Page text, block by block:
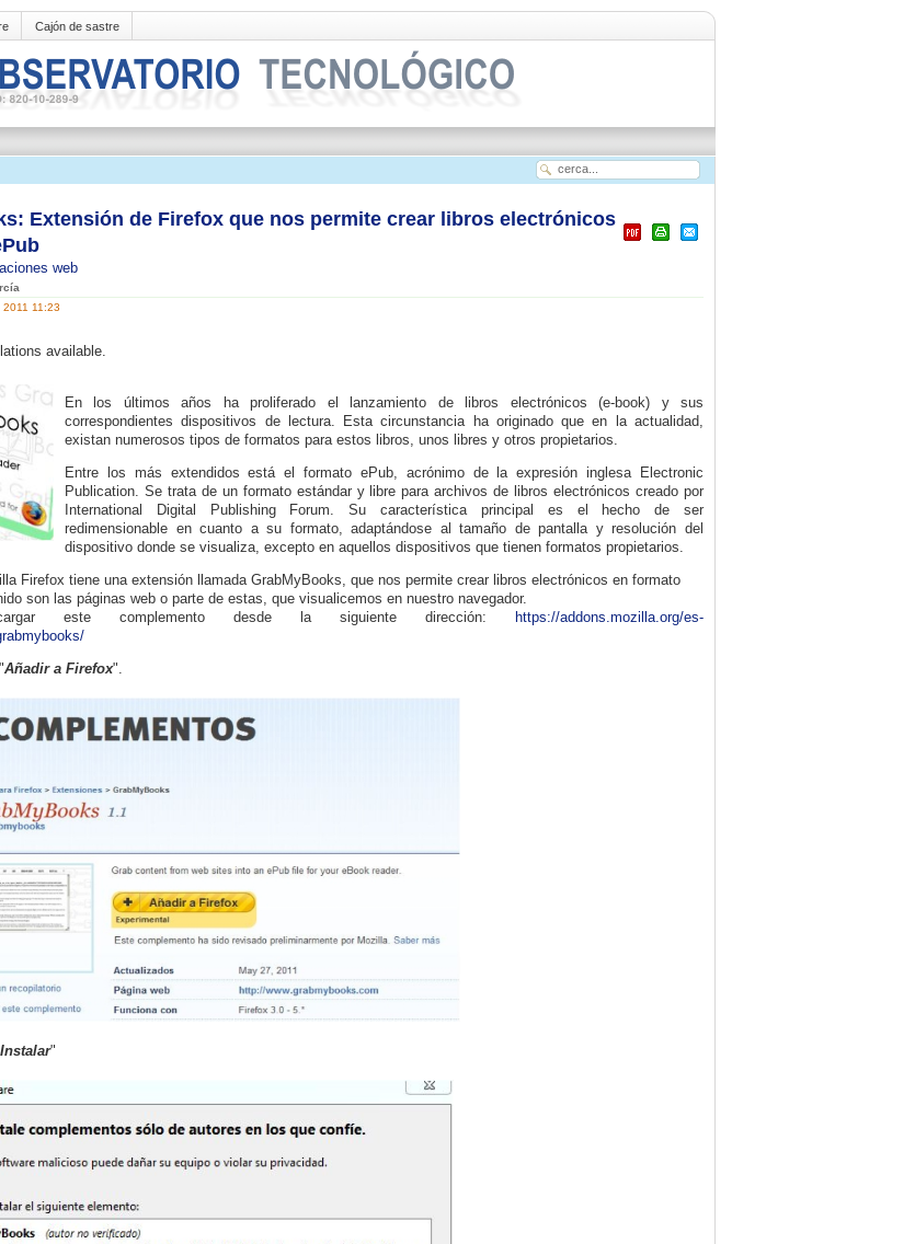
Cajón de sastre
Extensión de Firefox que nos permite crear libros electrónicos
web
11:23
available.
En los últimos años ha proliferado el lanzamiento de libros electrónicos (e-book) y sus
correspondientes dispositivos de lectura. Esta circunstancia ha originado que en la actualidad,
existan numerosos tipos de formatos para estos libros, unos libres y otros propietarios.
Entre los más extendidos está el formato ePub, acrónimo de la expresión inglesa Electronic
Publication. Se trata de un formato estándar y libre para archivos de libros electrónicos creado por
International Digital Publishing Forum. Su característica principal es el hecho de ser
redimensionable en cuanto a su formato, adaptándose al tamaño de pantalla y resolución del
dispositivo donde se visualiza, excepto en aquellos dispositivos que tienen formatos propietarios.
Firefox tiene una extensión llamada GrabMyBooks, que nos permite crear libros electrónicos en formato
son las páginas web o parte de estas, que visualicemos en nuestro navegador.
este complemento desde la siguiente dirección:
https://addons.mozilla.org/es-
Añadir a Firefox".
Instalar"